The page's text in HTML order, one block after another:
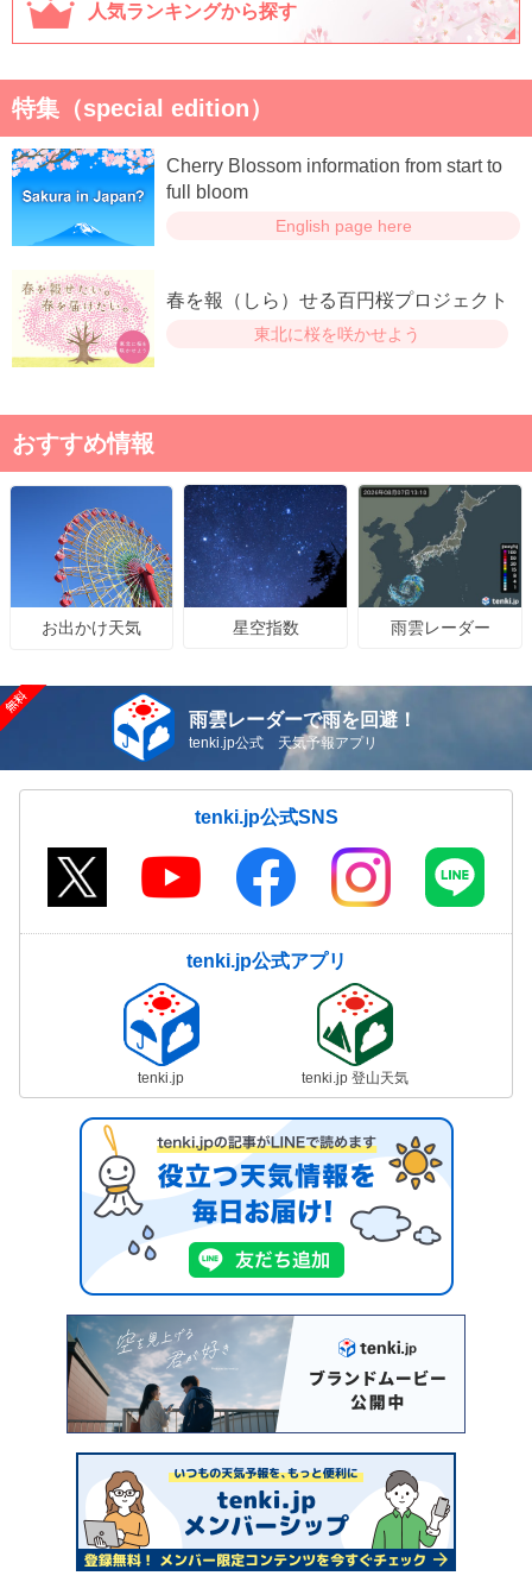
人気ランキングから探す
特集（special edition）
Cherry Blossom information from start to
full bloom
English page here
春を報（しら）せる百円桜プロジェクト
東北に桜を咲かせよう
おすすめ情報
お出かけ天気 星空指数 雨雲レーダー
雨雲レーダーで雨を回避！
tenki.jp公式 天気予報アプリ
tenki.jp公式SNS
tenki.jp公式アプリ
tenki.jp tenki.jp 登山天気